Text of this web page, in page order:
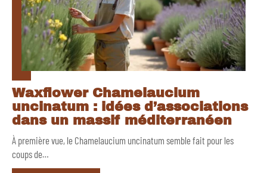
Waxflower Chamelaucium
uncinatum : idées d’associations
dans un massif méditerranéen
À première vue, le Chamelaucium uncinatum semble fait pour les
coups de…